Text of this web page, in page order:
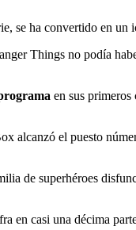
se ha convertido en un
Things no podía
en sus
alcanzó el puesto
de superhéroes
en casi una décima